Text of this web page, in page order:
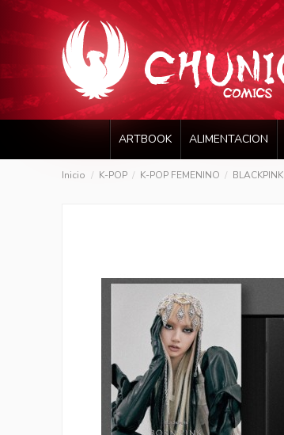
ARTBOOK ALIMENTACION
Inicio K-POP K-POP FEMENINO BLACKPINK